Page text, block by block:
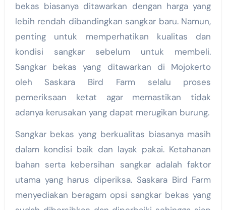
bekas biasanya ditawarkan dengan harga yang
lebih rendah dibandingkan sangkar baru. Namun,
penting untuk memperhatikan kualitas dan
kondisi sangkar sebelum untuk membeli.
Sangkar bekas yang ditawarkan di Mojokerto
oleh Saskara Bird Farm selalu proses
pemeriksaan ketat agar memastikan tidak
adanya kerusakan yang dapat merugikan burung.
Sangkar bekas yang berkualitas biasanya masih
dalam kondisi baik dan layak pakai. Ketahanan
bahan serta kebersihan sangkar adalah faktor
utama yang harus diperiksa. Saskara Bird Farm
menyediakan beragam opsi sangkar bekas yang